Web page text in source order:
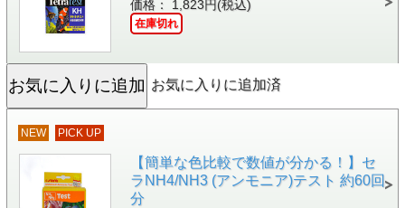
価格： 1,823円(税込)
在庫切れ
お気に入りに追加済
NEW PICK UP
【簡単な色比較で数値が分かる！】セ
ラNH4/NH3 (アンモニア)テスト 約60回
分